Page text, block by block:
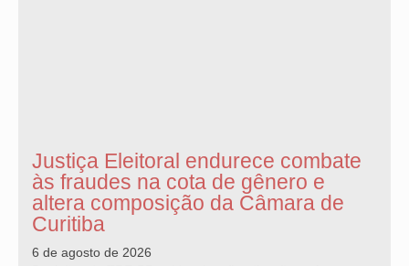
Justiça Eleitoral endurece combate
às fraudes na cota de gênero e
altera composição da Câmara de
Curitiba
6 de agosto de 2026